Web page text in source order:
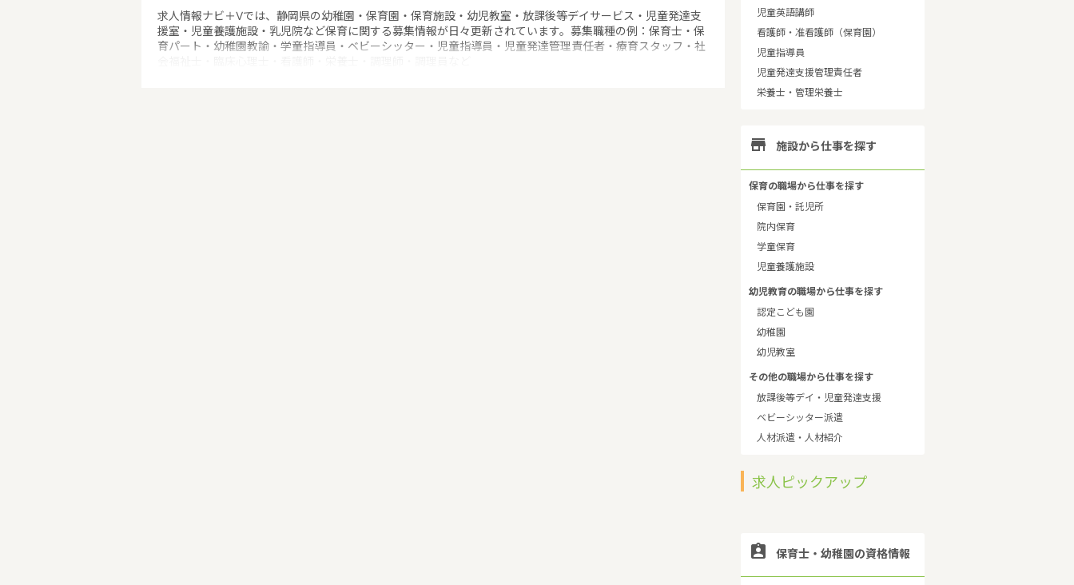
求人情報ナビ＋Vでは、静岡県の幼稚園・保育園・保育施設・幼児教室・放課後等デイサービス・児童発達支
援室・児童養護施設・乳児院など保育に関する募集情報が日々更新されています。募集職種の例：保育士・保
育パート・幼稚園教諭・学童指導員・ベビーシッター・児童指導員・児童発達管理責任者・療育スタッフ・社
児童英語講師
看護師・准看護師（保育園）
児童指導員
児童発達支援管理責任者
栄養士・管理栄養士
 施設から仕事を探す
保育の職場から仕事を探す
保育園・託児所
院内保育
学童保育
児童養護施設
幼児教育の職場から仕事を探す
認定こども園
幼稚園
幼児教室
その他の職場から仕事を探す
放課後等デイ・児童発達支援
ベビーシッター派遣
人材派遣・人材紹介
求人ピックアップ
 保育士・幼稚園の資格情報